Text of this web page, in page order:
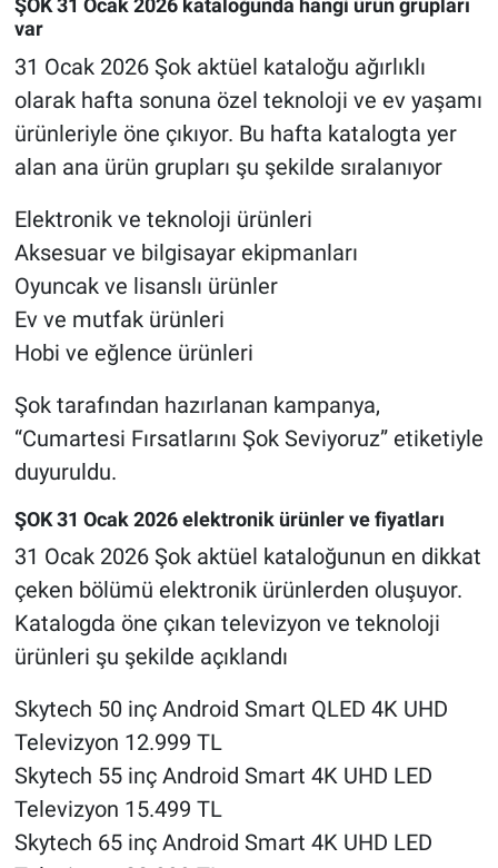
ŞOK 31 Ocak 2026 kataloğunda hangi ürün grupları
var
31 Ocak 2026 Şok aktüel kataloğu ağırlıklı
olarak hafta sonuna özel teknoloji ve ev yaşamı
ürünleriyle öne çıkıyor. Bu hafta katalogta yer
alan ana ürün grupları şu şekilde sıralanıyor
Elektronik ve teknoloji ürünleri
Aksesuar ve bilgisayar ekipmanları
Oyuncak ve lisanslı ürünler
Ev ve mutfak ürünleri
Hobi ve eğlence ürünleri
Şok tarafından hazırlanan kampanya,
“Cumartesi Fırsatlarını Şok Seviyoruz” etiketiyle
duyuruldu.
ŞOK 31 Ocak 2026 elektronik ürünler ve fiyatları
31 Ocak 2026 Şok aktüel kataloğunun en dikkat
çeken bölümü elektronik ürünlerden oluşuyor.
Katalogda öne çıkan televizyon ve teknoloji
ürünleri şu şekilde açıklandı
Skytech 50 inç Android Smart QLED 4K UHD
Televizyon 12.999 TL
Skytech 55 inç Android Smart 4K UHD LED
Televizyon 15.499 TL
Skytech 65 inç Android Smart 4K UHD LED